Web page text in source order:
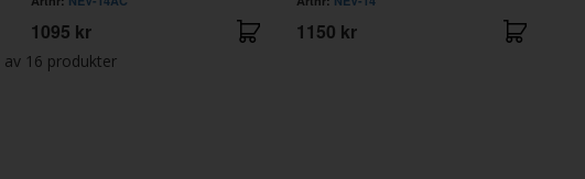
1095 kr 1150 kr
av 16 produkter